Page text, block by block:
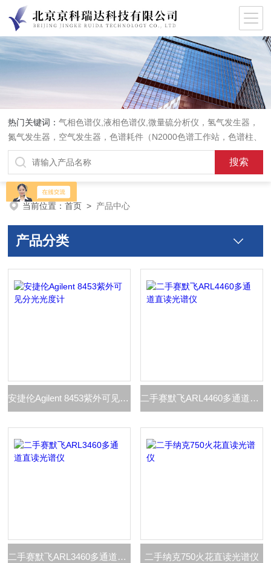
热门关键词：气相色谱仪,液相色谱仪,微量硫分析仪，氢气发生器，
氮气发生器，空气发生器，色谱耗件（N2000色谱工作站，色谱柱、
阀件、进样器、色谱担体），顶空进样器，热解析仪，紫外分光光度
计，原子吸收分光光度计，傅立叶红外光谱仪，分析天平等常规实验
室产品。
当前位置：首页 > 产品中心
产品分类
安捷伦Agilent 8453紫外可见分光光度计 二手赛默飞ARL4460多通道直读光谱仪
二手赛默飞ARL3460多通道直读光谱仪 二手纳克750火花直读光谱仪